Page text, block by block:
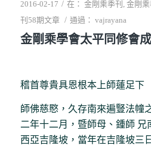
2016-02-17 / 在： 金剛乘季刊 , 金剛
刊58期文章 / 通過： vajrayana
金剛乘學會太平同修會
稽首尊貴具恩根本上師蓮足下
師佛慈愍，久存南來遍豎法幢
二年十二月，暨師母、鍾師 兄
西亞吉隆坡，當年在吉隆坡三